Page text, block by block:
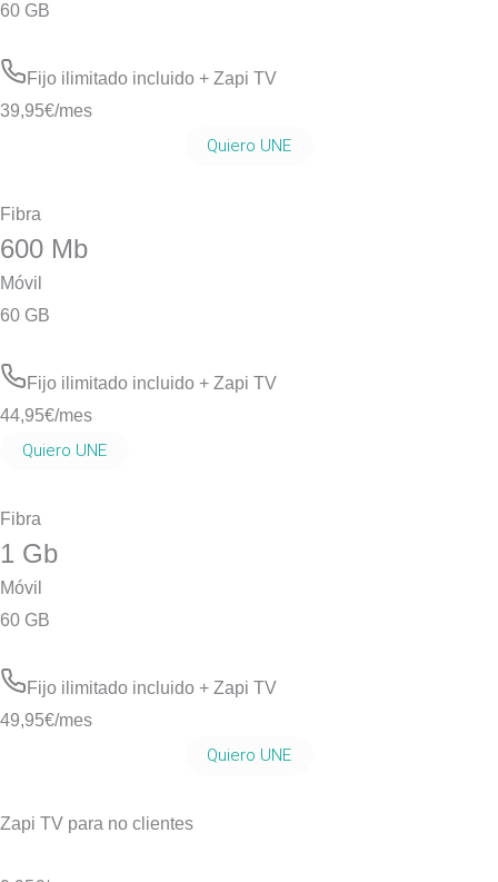
60 GB
Fijo ilimitado incluido + Zapi TV
39,95€/mes
Quiero UNE
Fibra
600 Mb
Móvil
60 GB
Fijo ilimitado incluido + Zapi TV
44,95€/mes
Quiero UNE
Fibra
1 Gb
Móvil
60 GB
Fijo ilimitado incluido + Zapi TV
49,95€/mes
Quiero UNE
Zapi TV para no clientes